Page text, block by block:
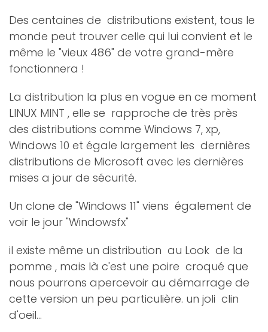
Des centaines de distributions existent, tous le
monde peut trouver celle qui lui convient et le
même le "vieux 486" de votre grand-mère
fonctionnera !
La distribution la plus en vogue en ce moment
LINUX MINT , elle se rapproche de très près
des distributions comme Windows 7, xp,
Windows 10 et égale largement les dernières
distributions de Microsoft avec les dernières
mises a jour de sécurité.
Un clone de "Windows 11" viens également de
voir le jour "Windowsfx"
il existe même un distribution au Look de la
pomme , mais là c'est une poire croqué que
nous pourrons apercevoir au démarrage de
cette version un peu particulière. un joli clin
d'oeil...